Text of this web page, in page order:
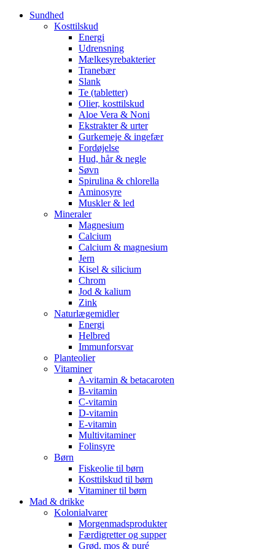
Sundhed
Kosttilskud
Energi
Udrensning
Mælkesyrebakterier
Tranebær
Slank
Te (tabletter)
Olier, kosttilskud
Aloe Vera & Noni
Ekstrakter & urter
Gurkemeje & ingefær
Fordøjelse
Hud, hår & negle
Søvn
Spirulina & chlorella
Aminosyre
Muskler & led
Mineraler
Magnesium
Calcium
Calcium & magnesium
Jern
Kisel & silicium
Chrom
Jod & kalium
Zink
Naturlægemidler
Energi
Helbred
Immunforsvar
Planteolier
Vitaminer
A-vitamin & betacaroten
B-vitamin
C-vitamin
D-vitamin
E-vitamin
Multivitaminer
Folinsyre
Børn
Fiskeolie til børn
Kosttilskud til børn
Vitaminer til børn
Mad & drikke
Kolonialvarer
Morgenmadsprodukter
Færdigretter og supper
Grød, mos & puré